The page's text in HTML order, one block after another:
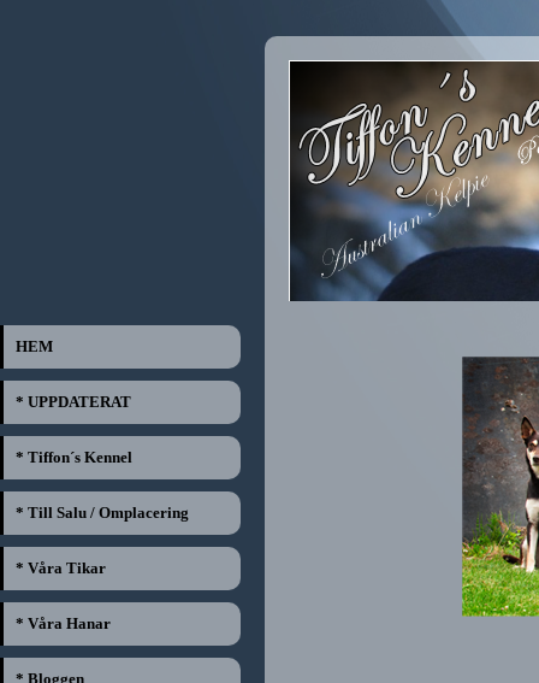
HEM
* UPPDATERAT
* Tiffon´s Kennel
* Till Salu / Omplacering
* Våra Tikar
* Våra Hanar
* Bloggen